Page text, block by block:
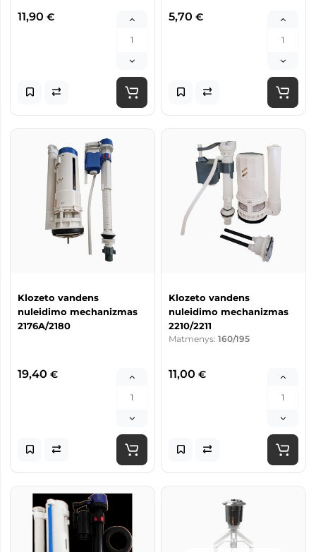
11,90 € 5,70 €
Klozeto vandens
nuleidimo mechanizmas
2176A/2180
19,40 €
Klozeto vandens
nuleidimo mechanizmas
2210/2211
Matmenys: 160/195
11,00 €